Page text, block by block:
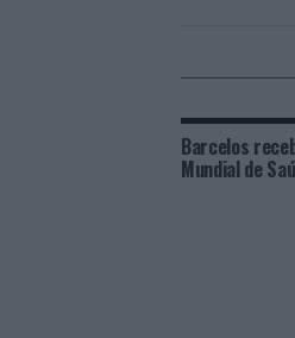
Barcelos
Mundial de